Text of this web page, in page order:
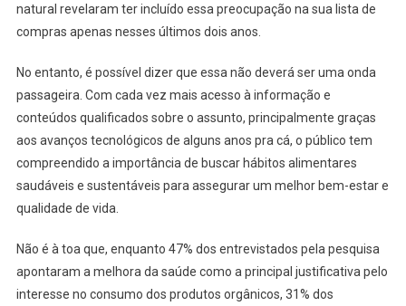
natural revelaram ter incluído essa preocupação na sua lista de
compras apenas nesses últimos dois anos.
No entanto, é possível dizer que essa não deverá ser uma onda
passageira. Com cada vez mais acesso à informação e
conteúdos qualificados sobre o assunto, principalmente graças
aos avanços tecnológicos de alguns anos pra cá, o público tem
compreendido a importância de buscar hábitos alimentares
saudáveis e sustentáveis para assegurar um melhor bem-estar e
qualidade de vida.
Não é à toa que, enquanto 47% dos entrevistados pela pesquisa
apontaram a melhora da saúde como a principal justificativa pelo
interesse no consumo dos produtos orgânicos, 31% dos